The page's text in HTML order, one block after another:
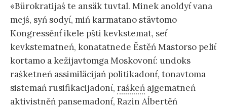
«Bürokratijaś te ansäk tuvtal. Minek anoldyt́ vana
mejś, syń sodyt́, miń karmatano stävtomo
Kongressěnt́ ikele pšti kevkstemat, set́
kevkstematneń, konatatnede Ěstěń Mastorso pelit́
kortamo a kežijavtomga Moskovont́: undoks
raśketneń assimiläcijań politikadont́, tonavtoma
sistemań rusifikacijadont́, raśkeń ajgematneń
aktivistněń pansemadont́, Razin Aĺbertěń